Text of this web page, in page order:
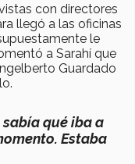
con directores
llegó a las oficinas
le
a Sarahí que
Guardado
sabía qué iba a
Estaba